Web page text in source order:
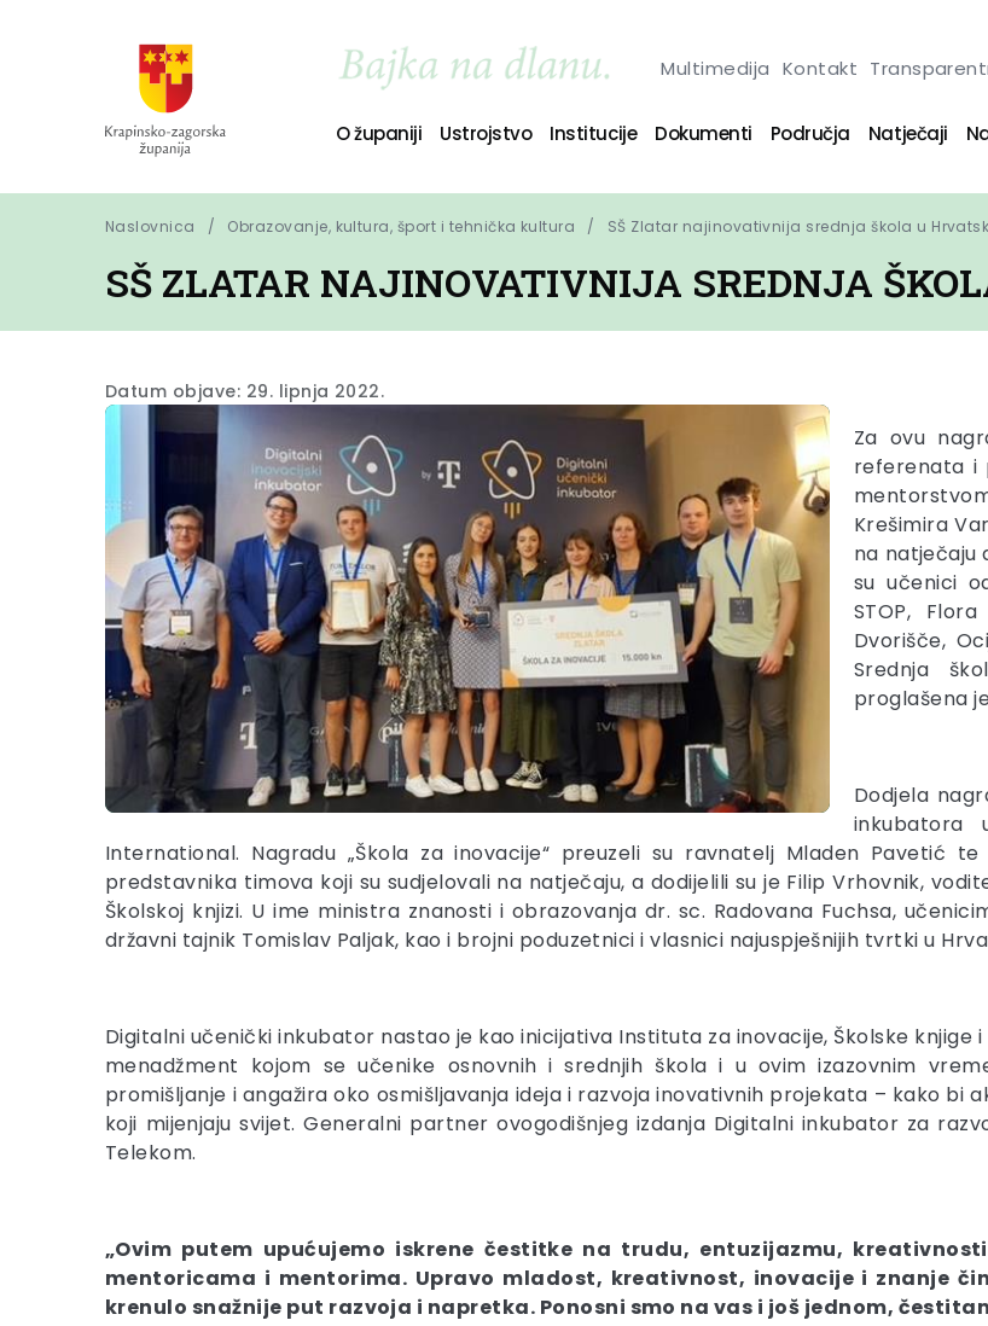
Multimedija Kontakt
O županiji Ustrojstvo Institucije Dokumenti Područja Natječaji
Naslovnica Obrazovanje, kultura, šport i tehnička kultura SŠ Zlatar najinovativnija srednja škola u
SŠ ZLATAR NAJINOVATIVNIJA SREDNJA
Datum objave: 29. lipnja 2022.
Za ovu
referenata i
Krešimira
na natječaju
su učenici
STOP,
Dvorišče,
Srednja
proglašena
Dodjela
inkubatora
International. Nagradu „Škola za inovacije“ preuzeli su ravnatelj Mladen Pavetić
predstavnika timova koji su sudjelovali na natječaju, a dodijelili su je Filip Vrhovnik,
Školskoj knjizi. U ime ministra znanosti i obrazovanja dr. sc. Radovana Fuchsa,
državni tajnik Tomislav Paljak, kao i brojni poduzetnici i vlasnici najuspješnijih tvrtki u
Digitalni učenički inkubator nastao je kao inicijativa Instituta za inovacije, Školske
menadžment kojom se učenike osnovnih i srednjih škola i u ovim izazovnim
promišljanje i angažira oko osmišljavanja ideja i razvoja inovativnih projekata – kako
koji mijenjaju svijet. Generalni partner ovogodišnjeg izdanja Digitalni inkubator za
Telekom.
„Ovim putem upućujemo iskrene čestitke na trudu, entuzijazmu,
mentoricama i mentorima. Upravo mladost, kreativnost, inovacije i znanje
krenulo snažnije put razvoja i napretka. Ponosni smo na vas i još jednom,